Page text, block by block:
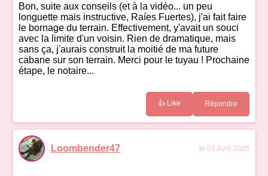
Bon, suite aux conseils (et à la vidéo... un peu
longuette mais instructive, Raíes Fuertes), j'ai fait faire
le bornage du terrain. Effectivement, y'avait un souci
avec la limite d'un voisin. Rien de dramatique, mais
sans ça, j'aurais construit la moitié de ma future
cabane sur son terrain. Merci pour le tuyau ! Prochaine
étape, le notaire...
👍 Like Répondre
Loombender47 le 01 Avril 2025